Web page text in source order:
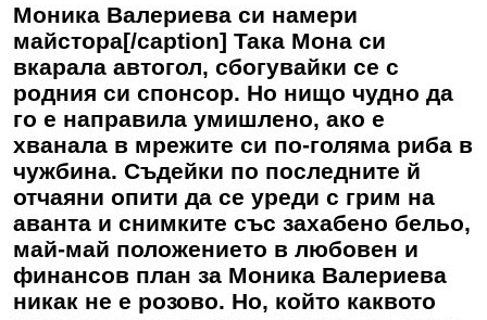
Моника Валериева си намери
майстора[/caption] Така Мона си
вкарала автогол, сбогувайки се с
родния си спонсор. Но нищо чудно да
го е направила умишлено, ако е
хванала в мрежите си по-голяма риба в
чужбина. Съдейки по последните й
отчаяни опити да се уреди с грим на
аванта и снимките със захабено бельо,
май-май положението в любовен и
финансов план за Моника Валериева
никак не е розово. Но, който каквото